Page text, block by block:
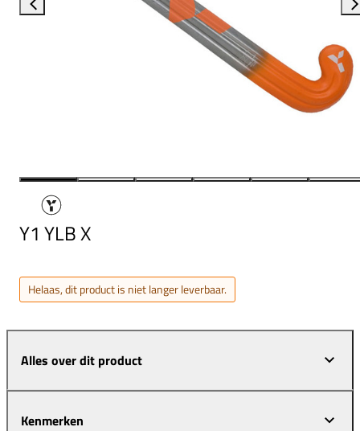
Y1 YLB X
Helaas, dit product is niet langer leverbaar.
Alles over dit product
Kenmerken